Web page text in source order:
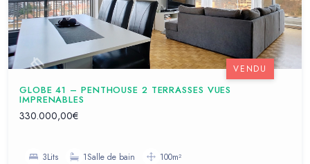
GLOBE 41 – PENTHOUSE 2 TERRASSES VUES
IMPRENABLES
330.000,00€
3Lits 1Salle de bain 100m²
VENDU